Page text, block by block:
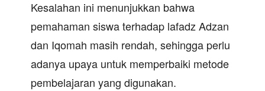
Kesalahan ini menunjukkan bahwa
pemahaman siswa terhadap lafadz Adzan
dan Iqomah masih rendah, sehingga perlu
adanya upaya untuk memperbaiki metode
pembelajaran yang digunakan.